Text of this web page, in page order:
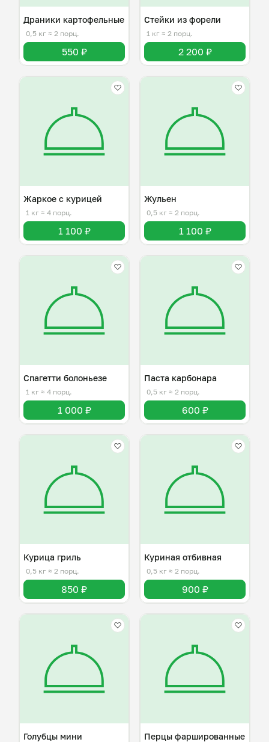
Драники картофельные
0,5 кг ≈ 2 порц.
550 ₽
Стейки из форели
1 кг ≈ 2 порц.
2 200 ₽
Жаркое с курицей
1 кг ≈ 4 порц.
1 100 ₽
Жульен
0,5 кг ≈ 2 порц.
1 100 ₽
Спагетти болоньезе
1 кг ≈ 4 порц.
1 000 ₽
Паста карбонара
0,5 кг ≈ 2 порц.
600 ₽
Курица гриль
0,5 кг ≈ 2 порц.
850 ₽
Куриная отбивная
0,5 кг ≈ 2 порц.
900 ₽
Голубцы мини Перцы фаршированные